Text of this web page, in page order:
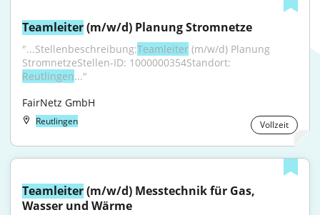
Teamleiter (m/w/d) Planung Stromnetze
"...Stellenbeschreibung:Teamleiter (m/w/d) Planung
Reutlingen..."
FairNetz GmbH
Reutlingen Vollzeit
Teamleiter (m/w/d) Messtechnik für Gas,
Wasser und Wärme